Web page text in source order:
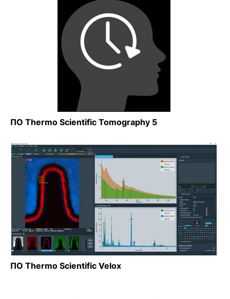
ПО Thermo Scientific Tomography 5
ПО Thermo Scientific Velox